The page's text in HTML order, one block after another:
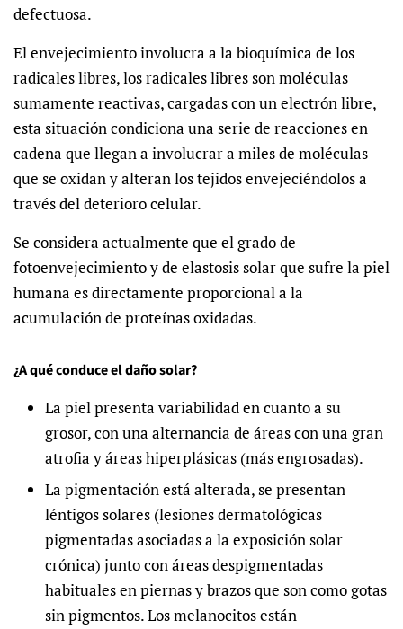
defectuosa.
El envejecimiento involucra a la bioquímica de los
radicales libres, los radicales libres son moléculas
sumamente reactivas, cargadas con un electrón libre,
esta situación condiciona una serie de reacciones en
cadena que llegan a involucrar a miles de moléculas
que se oxidan y alteran los tejidos envejeciéndolos a
través del deterioro celular.
Se considera actualmente que el grado de
fotoenvejecimiento y de elastosis solar que sufre la piel
humana es directamente proporcional a la
acumulación de proteínas oxidadas.
¿A qué conduce el daño solar?
La piel presenta variabilidad en cuanto a su
grosor, con una alternancia de áreas con una gran
atrofia y áreas hiperplásicas (más engrosadas).
La pigmentación está alterada, se presentan
léntigos solares (lesiones dermatológicas
pigmentadas asociadas a la exposición solar
crónica) junto con áreas despigmentadas
habituales en piernas y brazos que son como gotas
sin pigmentos. Los melanocitos están